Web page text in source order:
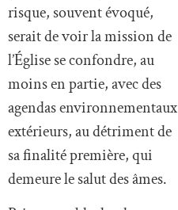
risque, souvent évoqué,
serait de voir la mission de
l’Église se confondre, au
moins en partie, avec des
agendas environnementaux
extérieurs, au détriment de
sa finalité première, qui
demeure le salut des âmes.